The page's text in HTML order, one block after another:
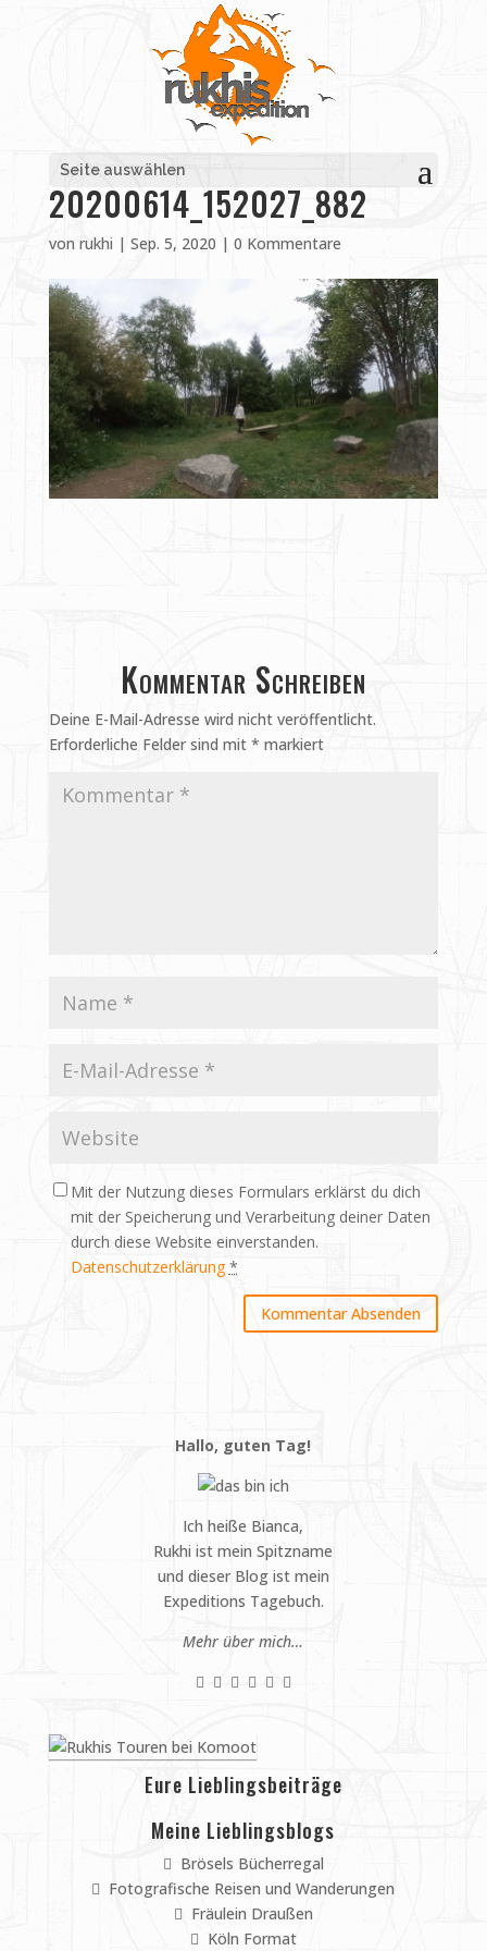
Seite auswählen
20200614_152027_882
von rukhi | Sep. 5, 2020 | 0 Kommentare
Kommentar Schreiben
Deine E-Mail-Adresse wird nicht veröffentlicht.
Erforderliche Felder sind mit * markiert
Mit der Nutzung dieses Formulars erklärst du dich
mit der Speicherung und Verarbeitung deiner Daten
durch diese Website einverstanden.
Datenschutzerklärung *
Hallo, guten Tag!
Ich heiße Bianca,
Rukhi ist mein Spitzname
und dieser Blog ist mein
Expeditions Tagebuch.
Mehr über mich…
Eure Lieblingsbeiträge
Meine Lieblingsblogs
Brösels Bücherregal
Fotografische Reisen und Wanderungen
Fräulein Draußen
Köln Format